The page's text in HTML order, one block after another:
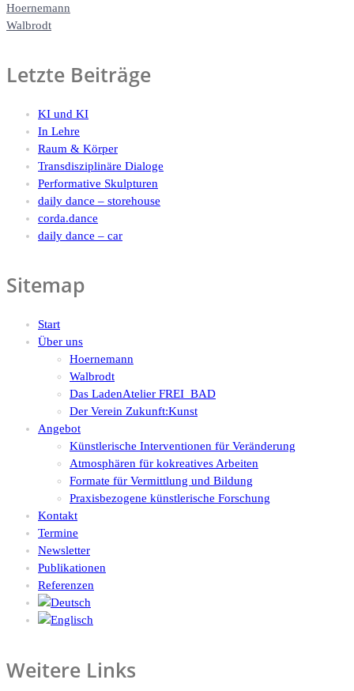
Hoernemann
Walbrodt
Letzte Beiträge
KI und KI
In Lehre
Raum & Körper
Transdisziplinäre Dialoge
Performative Skulpturen
daily dance – storehouse
corda.dance
daily dance – car
Sitemap
Start
Über uns
Hoernemann
Walbrodt
Das LadenAtelier FREI_BAD
Der Verein Zukunft:Kunst
Angebot
Künstlerische Interventionen für Veränderung
Atmosphären für kokreatives Arbeiten
Formate für Vermittlung und Bildung
Praxisbezogene künstlerische Forschung
Kontakt
Termine
Newsletter
Publikationen
Referenzen
Weitere Links